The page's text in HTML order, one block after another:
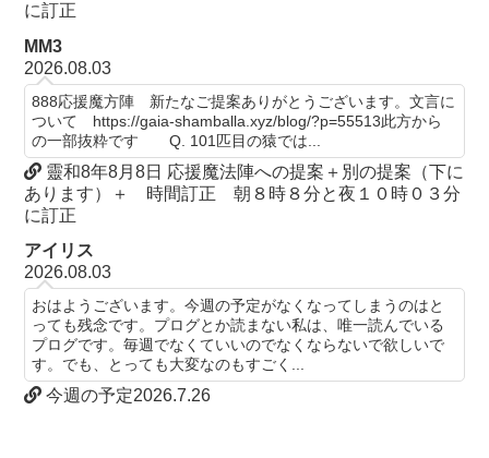
に訂正
MM3
2026.08.03
888応援魔方陣 新たなご提案ありがとうございます。文言に
ついて https://gaia-shamballa.xyz/blog/?p=55513此方から
の一部抜粋です Q. 101匹目の猿では...
靈和8年8月8日 応援魔法陣への提案＋別の提案（下に
あります）＋ 時間訂正 朝８時８分と夜１０時０３分
に訂正
アイリス
2026.08.03
おはようございます。今週の予定がなくなってしまうのはと
っても残念です。プログとか読まない私は、唯一読んでいる
プログです。毎週でなくていいのでなくならないで欲しいで
す。でも、とっても大変なのもすごく...
今週の予定2026.7.26